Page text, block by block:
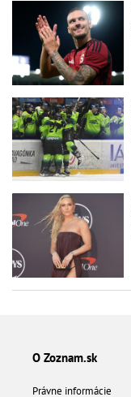
O Zoznam.sk
Právne informácie